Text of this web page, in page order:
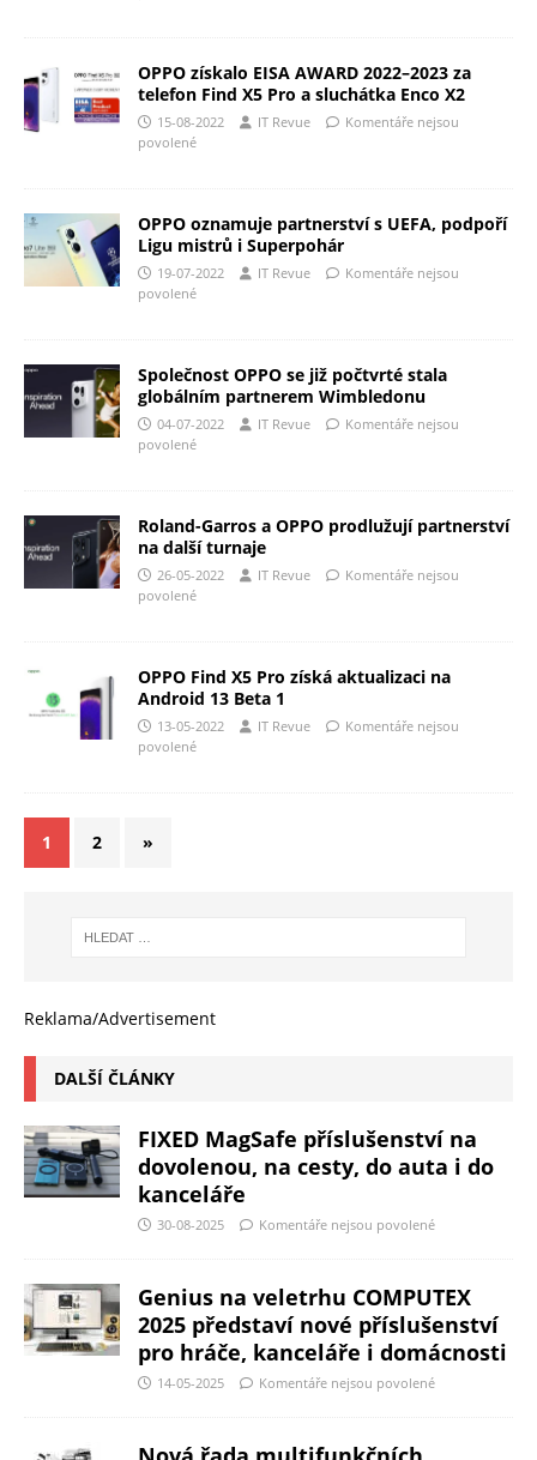
OPPO získalo EISA AWARD 2022–2023 za
telefon Find X5 Pro a sluchátka Enco X2
15-08-2022 IT Revue
Komentáře nejsou
povolené
OPPO oznamuje partnerství s UEFA, podpoří
Ligu mistrů i Superpohár
19-07-2022 IT Revue
Komentáře nejsou
povolené
Společnost OPPO se již počtvrté stala
globálním partnerem Wimbledonu
04-07-2022 IT Revue
Komentáře nejsou
povolené
Roland-Garros a OPPO prodlužují partnerství
na další turnaje
26-05-2022 IT Revue
Komentáře nejsou
povolené
OPPO Find X5 Pro získá aktualizaci na
Android 13 Beta 1
13-05-2022 IT Revue
Komentáře nejsou
povolené
1 2 »
Reklama/Advertisement
DALŠÍ ČLÁNKY
FIXED MagSafe příslušenství na
dovolenou, na cesty, do auta i do
kanceláře
30-08-2025 Komentáře nejsou povolené
Genius na veletrhu COMPUTEX
2025 představí nové příslušenství
pro hráče, kanceláře i domácnosti
14-05-2025 Komentáře nejsou povolené